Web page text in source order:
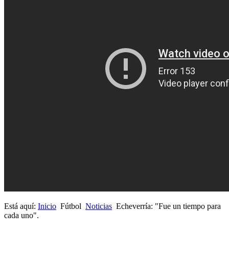
Está aquí: Inicio Fútbol Noticias Echeverría: "Fue un tiempo para
cada uno".